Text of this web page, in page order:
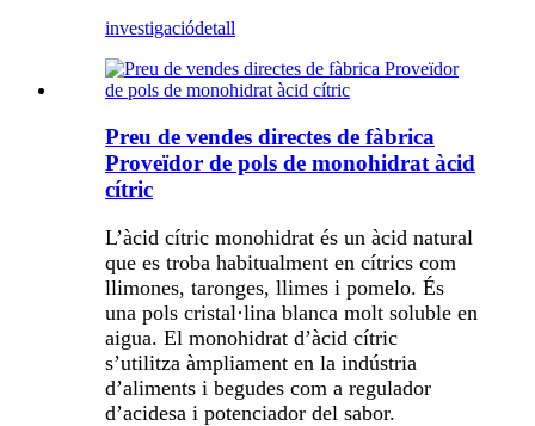
investigaciódetall
Preu de vendes directes de fàbrica
Proveïdor de pols de monohidrat àcid
cítric
L’àcid cítric monohidrat és un àcid natural
que es troba habitualment en cítrics com
llimones, taronges, llimes i pomelo. És
una pols cristal·lina blanca molt soluble en
aigua. El monohidrat d’àcid cítric
s’utilitza àmpliament en la indústria
d’aliments i begudes com a regulador
d’acidesa i potenciador del sabor.